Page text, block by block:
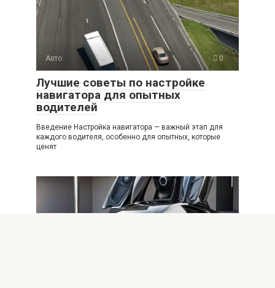
Авто 0
Лучшие советы по настройке
навигатора для опытных
водителей
Введение Настройка навигатора — важный этап для
каждого водителя, особенно для опытных, которые
ценят